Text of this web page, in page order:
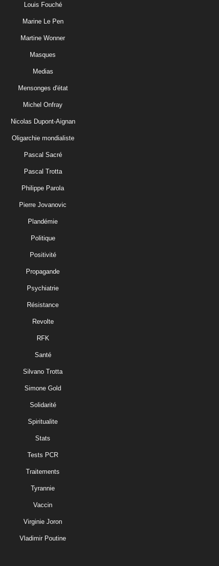
Louis Fouché
Marine Le Pen
Martine Wonner
Masques
Medias
Mensonges d'état
Michel Onfray
Nicolas Dupont-Aignan
Oligarchie mondialiste
Pascal Sacré
Pascal Trotta
Philippe Parola
Pierre Jovanovic
Plandémie
Politique
Positivité
Propagande
Psychiatrie
Résistance
Revolte
RFK
Santé
Silvano Trotta
Simone Gold
Solidarité
Spiritualite
Stats
Tests PCR
Traitements
Tyrannie
Vaccin
Virginie Joron
Vladimir Poutine